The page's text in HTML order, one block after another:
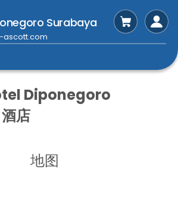
Surabaya
ascott.com
Diponegoro
店
地图